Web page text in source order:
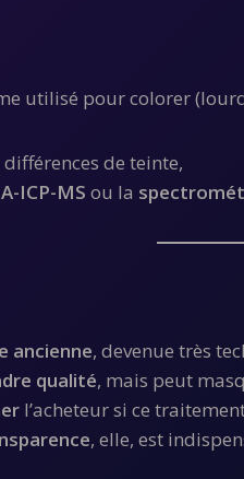
utilisé pour colorer
de teinte,
ICP-MS ou la
ancienne, devenue très
qualité, mais peut
l’acheteur si ce
, elle, est